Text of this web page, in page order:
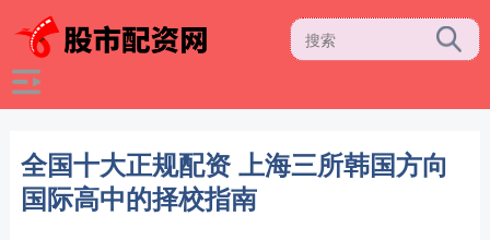
全国十大正规配资 上海三所韩国方向
国际高中的择校指南